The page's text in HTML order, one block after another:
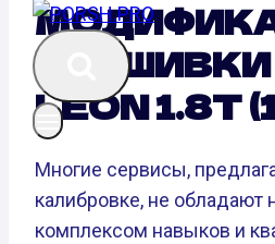
ПРОШИВКИ
LEON 1.8T
Многие сервисы,
калибровке, не
комплексом навыков и